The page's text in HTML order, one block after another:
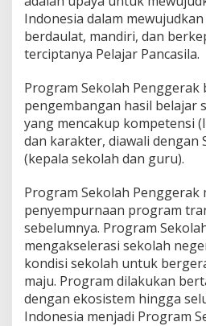
g
e
r
a
Indonesia dalam
berdaulat, mandiri, dan
terciptanya Pelajar Pancasila.
Program Sekolah Penggerak
pengembangan hasil belajar
yang mencakup kompetensi
dan karakter, diawali dengan
(kepala sekolah dan guru).
Program Sekolah Penggerak
penyempurnaan program
sebelumnya. Program
mengakselerasi sekolah
kondisi sekolah untuk
maju. Program dilakukan
dengan ekosistem hingga
Indonesia menjadi Program